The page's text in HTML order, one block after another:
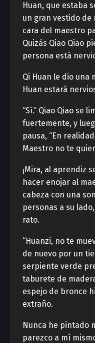
Huan, que estaba
un gran vestido de
cara del maestro
Quizás Qiao Qiao
persona está
Qi Huan le dio una
Huan estará
“Sí.” Qiao Qiao se
fuertemente, y
pausa, “En
Maestro no te
¡Mira, al aprendiz
hacer enojar al
cabeza con una
personas a su
rato.
“Huanzi, no te
de nuevo por un
serpiente verde
taburete de
espejo de bronce
extraño.
Nunca he pintado
parezco a mí